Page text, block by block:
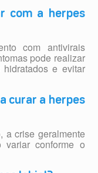
com a herpes
com antivirais
pode realizar
e evitar
curar a herpes
a crise geralmente
conforme o